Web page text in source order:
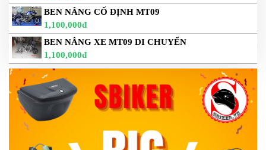
BEN NÂNG CỐ ĐỊNH MT09
1,100,000đ
BEN NÂNG XE MT09 DI CHUYỂN
1,100,000đ